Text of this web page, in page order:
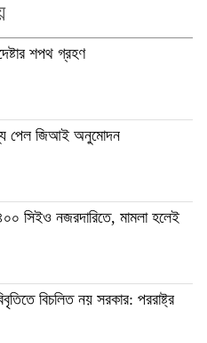
শপথ গ্রহণ
পেল জিআই অনুমোদন
সিইও নজরদারিতে, মামলা হলেই
বিচলিত নয় সরকার: পররাষ্ট্র